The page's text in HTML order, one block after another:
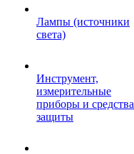
Лампы (источники
света)
Инструмент,
измерительные
приборы и средства
защиты